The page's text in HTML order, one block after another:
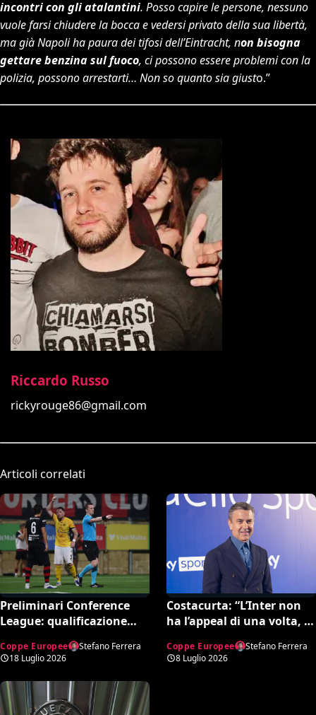
incontri con gli atalantini. Posso capire le persone, nessuno
vuole farsi chiudere la bocca e vedersi privato della sua libertà,
ma già Napoli ha paura dei tifosi dell’Eintracht, non bisogna
gettare benzina sul fuoco, ci possono essere problemi con la
polizia, possono arrestarti… Non so quanto sia giusto.”
Riccardo Russo
rickyrouge86@gmail.com
Articoli correlati
Preliminari Conference
League: qualificazione
inesistente (VIDEO)
Coppe Europee
Stefano Ferrera
18 Luglio 2026
Costacurta: “L’Inter non
ha l’appeal di una volta, la
la bordata ad Allegri e
Mourinho
Coppe Europee
Stefano Ferrera
8 Luglio 2026